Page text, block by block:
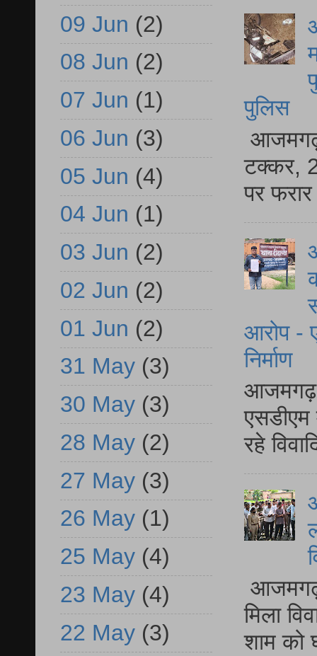
पुलिस
आजमगढ़
टक्कर,
पर
आरोप -
निर्माण
आजमगढ़
एसडीएम
रहे
आजमगढ़
मिला
शाम को
09 Jun (2)
08 Jun (2)
07 Jun (1)
06 Jun (3)
05 Jun (4)
04 Jun (1)
03 Jun (2)
02 Jun (2)
01 Jun (2)
31 May (3)
30 May (3)
28 May (2)
27 May (3)
26 May (1)
25 May (4)
23 May (4)
22 May (3)